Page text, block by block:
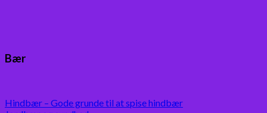
Bær
Hindbær – Gode grunde til at spise hindbær